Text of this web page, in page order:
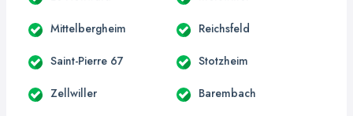
Mittelbergheim Reichsfeld
Saint-Pierre 67 Stotzheim
Zellwiller Barembach